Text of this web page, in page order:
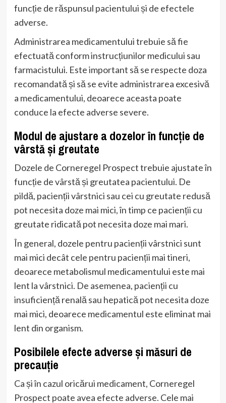
funcție de răspunsul pacientului și de efectele
adverse.
Administrarea medicamentului trebuie să fie
efectuată conform instrucțiunilor medicului sau
farmacistului. Este important să se respecte doza
recomandată și să se evite administrarea excesivă
a medicamentului, deoarece aceasta poate
conduce la efecte adverse severe.
Modul de ajustare a dozelor în funcție de
vârstă și greutate
Dozele de Corneregel Prospect trebuie ajustate în
funcție de vârstă și greutatea pacientului. De
pildă, pacienții vârstnici sau cei cu greutate redusă
pot necesita doze mai mici, în timp ce pacienții cu
greutate ridicată pot necesita doze mai mari.
În general, dozele pentru pacienții vârstnici sunt
mai mici decât cele pentru pacienții mai tineri,
deoarece metabolismul medicamentului este mai
lent la vârstnici. De asemenea, pacienții cu
insuficiență renală sau hepatică pot necesita doze
mai mici, deoarece medicamentul este eliminat mai
lent din organism.
Posibilele efecte adverse și măsuri de
precauție
Ca și în cazul oricărui medicament, Corneregel
Prospect poate avea efecte adverse. Cele mai